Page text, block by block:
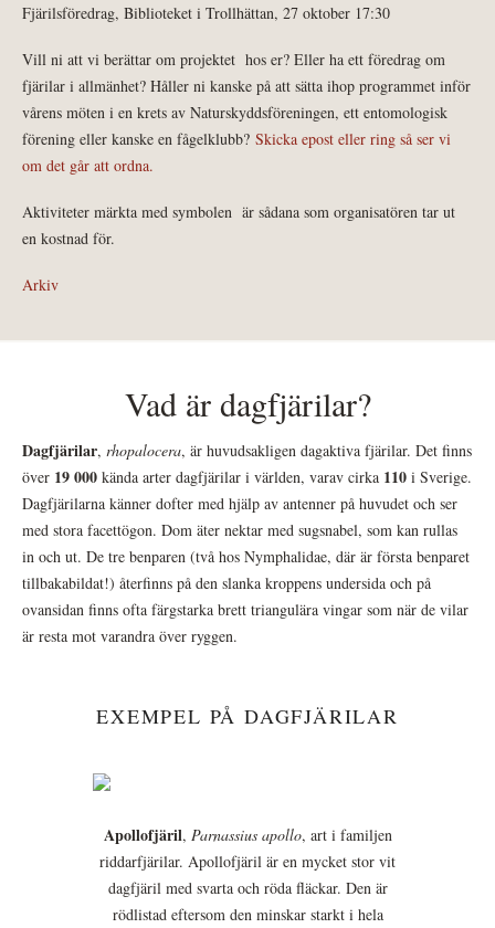
Fjärilsföredrag, Biblioteket i Trollhättan, 27 oktober 17:30
Vill ni att vi berättar om projektet hos er? Eller ha ett föredrag om
fjärilar i allmänhet? Håller ni kanske på att sätta ihop programmet inför
vårens möten i en krets av Naturskyddsföreningen, ett entomologisk
förening eller kanske en fågelklubb? Skicka epost eller ring så ser vi
om det går att ordna.
Aktiviteter märkta med symbolen är sådana som organisatören tar ut
en kostnad för.
Arkiv
Vad är dagfjärilar?
Dagfjärilar, rhopalocera, är huvudsakligen dagaktiva fjärilar. Det finns
över 19 000 kända arter dagfjärilar i världen, varav cirka 110 i Sverige.
Dagfjärilarna känner dofter med hjälp av antenner på huvudet och ser
med stora facettögon. Dom äter nektar med sugsnabel, som kan rullas
in och ut. De tre benparen (två hos Nymphalidae, där är första benparet
tillbakabildat!) återfinns på den slanka kroppens undersida och på
ovansidan finns ofta färgstarka brett triangulära vingar som när de vilar
är resta mot varandra över ryggen.
EXEMPEL PÅ DAGFJÄRILAR
Apollofjäril, Parnassius apollo, art i familjen
riddarfjärilar. Apollofjäril är en mycket stor vit
dagfjäril med svarta och röda fläckar. Den är
rödlistad eftersom den minskar starkt i hela